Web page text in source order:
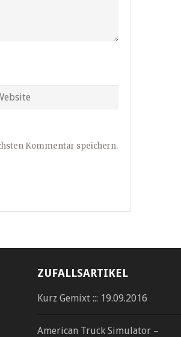
Kommentar speichern.
ZUFALLSARTIKEL
Kurz Gemixt ::: 19.09.2016
American Truck Simulator –